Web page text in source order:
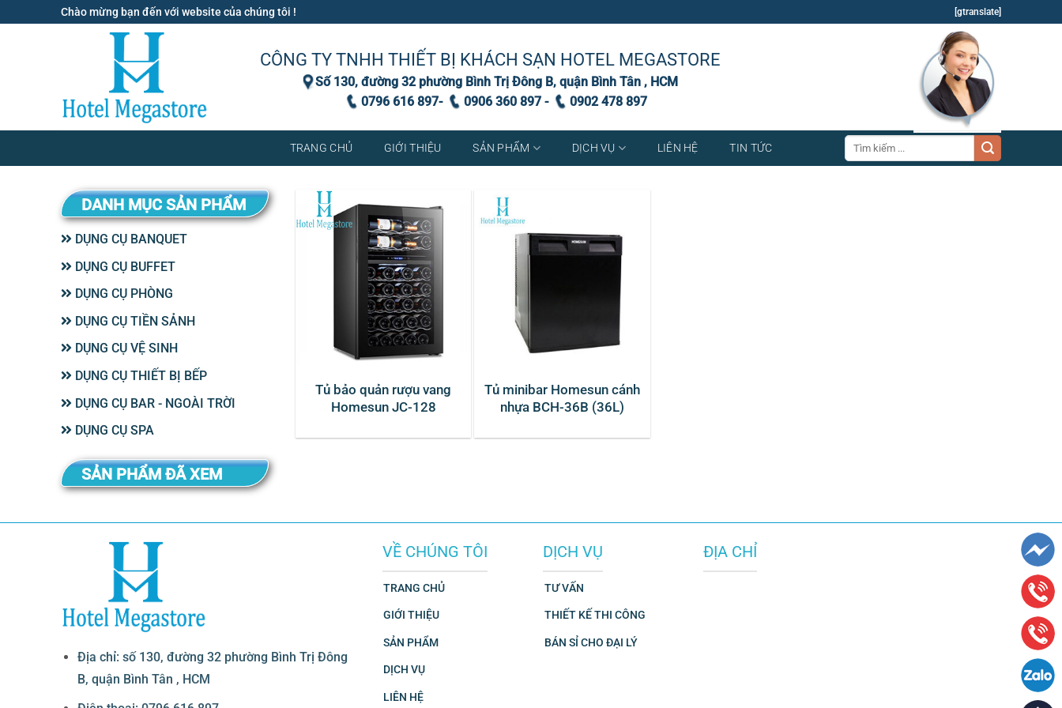
qua
Chào mừng bạn đến với website của chúng tôi ! [gtranslate]
CÔNG TY TNHH THIẾT BỊ KHÁCH SẠN HOTEL MEGASTORE
Số 130, đường 32 phường Bình Trị Đông B, quận Bình Tân , HCM
0796 616 897-
0906 360 897 - 0902 478 897
TRANG CHỦ GIỚI THIỆU SẢN PHẨM DỊCH VỤ LIÊN HỆ TIN TỨC
Tìm
kiếm:
DANH MỤC SẢN PHẨM
DỤNG CỤ BANQUET
DỤNG CỤ BUFFET
DỤNG CỤ PHÒNG
DỤNG CỤ TIỀN SẢNH
DỤNG CỤ VỆ SINH
DỤNG CỤ THIẾT BỊ BẾP
DỤNG CỤ BAR - NGOÀI TRỜI
DỤNG CỤ SPA
SẢN PHẨM ĐÃ XEM
Tủ bảo quản rượu vang
Homesun JC-128
Tủ minibar Homesun cánh
nhựa BCH-36B (36L)
Địa chỉ: số 130, đường 32 phường Bình Trị Đông
B, quận Bình Tân , HCM
VỀ CHÚNG TÔI
TRANG CHỦ
GIỚI THIỆU
SẢN PHẨM
DỊCH VỤ
LIÊN HỆ
DỊCH VỤ
TƯ VẤN
THIẾT KẾ THI CÔNG
BÁN SỈ CHO ĐẠI LÝ
ĐỊA CHỈ